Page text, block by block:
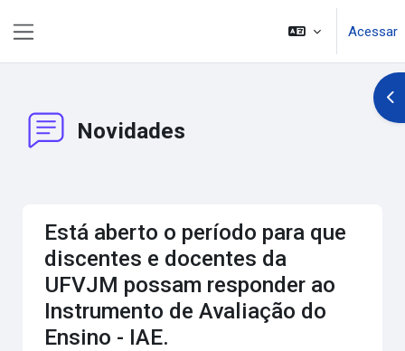
Acessar
Novidades
Está aberto o período para que
discentes e docentes da
UFVJM possam responder ao
Instrumento de Avaliação do
Ensino - IAE.